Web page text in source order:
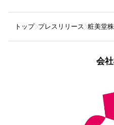
トップ プレスリリース 粧美堂
会